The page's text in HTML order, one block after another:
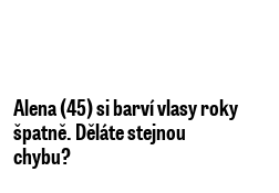
Alena (45) si barví vlasy roky
špatně. Děláte stejnou
chybu?